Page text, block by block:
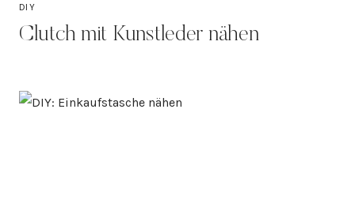
DIY
Clutch mit Kunstleder nähen